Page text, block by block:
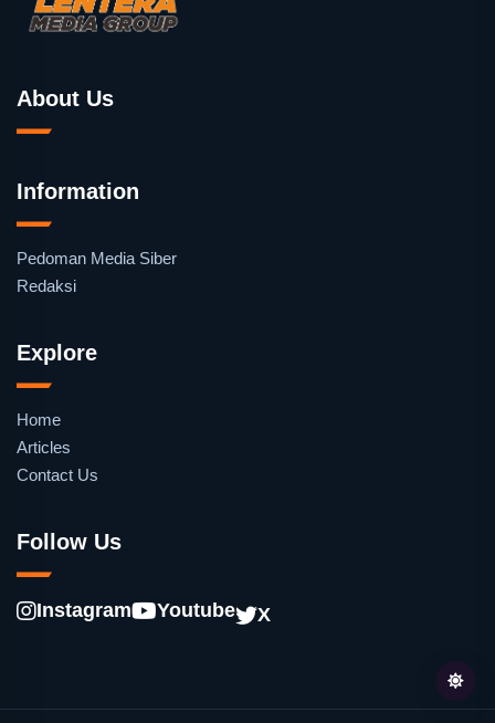
About Us
Information
Pedoman Media Siber
Redaksi
Explore
Home
Articles
Contact Us
Follow Us
Instagram Youtube X